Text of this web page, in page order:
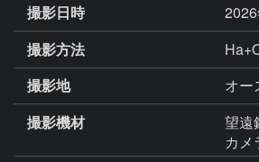
撮影日時
撮影方法
撮影地
オー
撮影機材
望遠
カメ